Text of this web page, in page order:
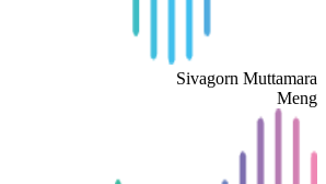
Sivagorn Muttamara
Meng